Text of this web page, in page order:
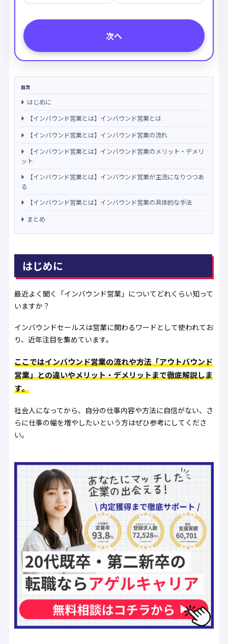
次へ
目次
はじめに
【インバウンド営業とは】インバウンド営業とは
【インバウンド営業とは】インバウンド営業の流れ
【インバウンド営業とは】インバウンド営業のメリット・デメリ
ット
【インバウンド営業とは】インバウンド営業が主流になりつつあ
る
【インバウンド営業とは】インバウンド営業の具体的な手法
まとめ
はじめに
最近よく聞く「インバウンド営業」についてどれくらい知って
いますか？
インバウンドセールスは営業に関わるワードとして使われてお
り、近年注目を集めています。
ここではインバウンド営業の流れや方法「アウトバウンド
営業」との違いやメリット・デメリットまで徹底解説しま
す。
社会人になってから、自分の仕事内容や方法に自信がない、さ
らに仕事の幅を増やしたいという方はぜひ参考にしてくださ
い。